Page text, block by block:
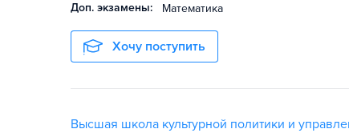
Доп. экзамены:
Математика
Хочу поступить
Высшая школа культурной политики и